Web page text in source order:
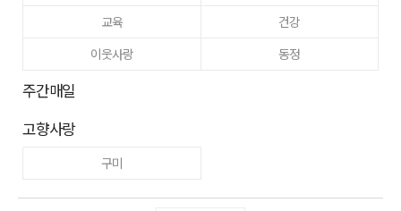
교육
건강
이웃사랑
동정
주간매일
고향사랑
구미